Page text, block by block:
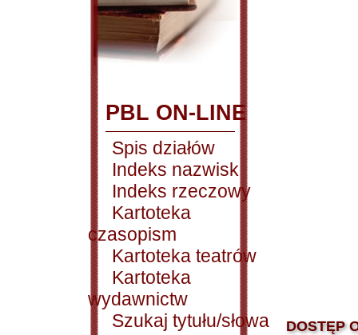
PBL ON-LINE
Spis działów
Indeks nazwisk
Indeks rzeczowy
Kartoteka
czasopism
Kartoteka teatrów
Kartoteka
wydawnictw
Szukaj tytułu/słowa
DOSTĘP